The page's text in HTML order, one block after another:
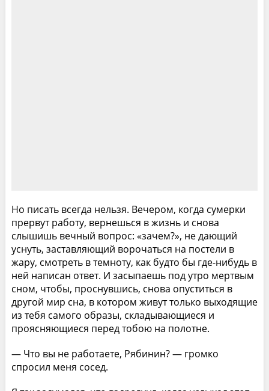
Но писать всегда нельзя. Вечером, когда сумерки
прервут работу, вернешься в жизнь и снова
слышишь вечный вопрос: «зачем?», не дающий
уснуть, заставляющий ворочаться на постели в
жару, смотреть в темноту, как будто бы где-нибудь в
ней написан ответ. И засыпаешь под утро мертвым
сном, чтобы, проснувшись, снова опуститься в
другой мир сна, в котором живут только выходящие
из тебя самого образы, складывающиеся и
проясняющиеся перед тобою на полотне.
— Что вы не работаете, Рябинин? — громко
спросил меня сосед.